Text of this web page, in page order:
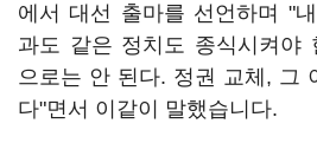
에서 대선 출마를 선언하며 "
과도 같은 정치도 종식시켜야
으로는 안 된다. 정권 교체, 그
다"면서 이같이 말했습니다.